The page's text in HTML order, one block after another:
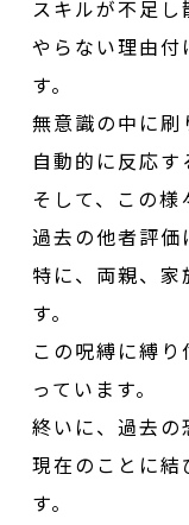
スキルが不足し
やらない理由付
す。
無意識の中に刷
自動的に反応す
そして、この様
過去の他者評価
特に、両親、
す。
この呪縛に縛
っています。
終いに、過去の
現在のことに結
す。